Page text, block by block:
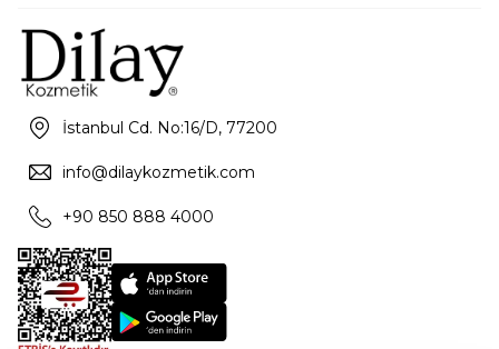
İstanbul Cd. No:16/D, 77200
info@dilaykozmetik.com
+90 850 888 4000